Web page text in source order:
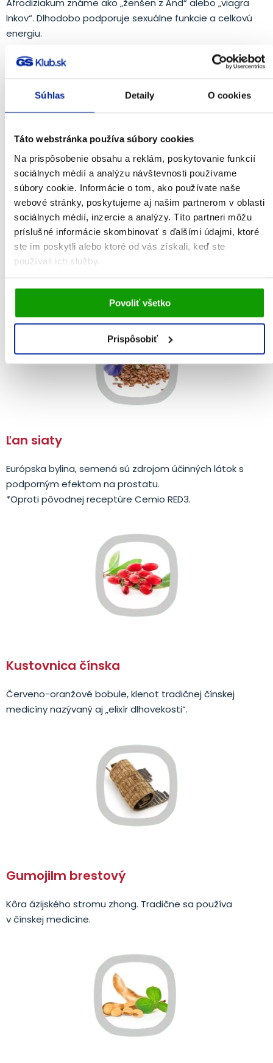
Súhlas Detaily O cookies
Táto webstránka používa súbory cookies
Na prispôsobenie obsahu a reklám, poskytovanie funkcií
sociálnych médií a analýzu návštevnosti používame
súbory cookie. Informácie o tom, ako používate naše
webové stránky, poskytujeme aj našim partnerom v oblasti
sociálnych médií, inzercie a analýzy. Títo partneri môžu
príslušné informácie skombinovať s ďalšími údajmi, ktoré
ste im poskytli alebo ktoré od vás získali, keď ste
používali ich služby.
Vami udelený súhlas bude uchovávaný po dobu jedného
roka. Zmenu nastavení Vami odsúhlasených cookies
môžete upraviť v časti stránkyInformácie o cookies.
Povoliť všetko
Prispôsobiť
Afrodiziakum známe ako „ženšen z Ánd“ alebo „viagra
Inkov“. Dlhodobo podporuje sexuálne funkcie a celkovú
energiu.
Sibírsky ženšen
Podporuje imunitný systém, vďaka čomu sa organizmus
lepšie adaptuje voči vonkajším vplyvom a je odolnejší a
vitálnejší. Účinky sibírskeho ženšenu boli preukázané
Ľan siaty
Európska bylina, semená sú zdrojom účinných látok s
podporným efektom na prostatu.
*Oproti pôvodnej receptúre Cemio RED3.
Kustovnica čínska
Červeno-oranžové bobule, klenot tradičnej čínskej
medicíny nazývaný aj „elixír dlhovekosti“.
Gumojilm brestový
Kôra ázijského stromu zhong. Tradične sa používa
v čínskej medicíne.